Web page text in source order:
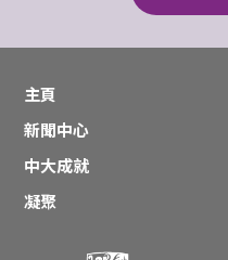
主頁
新聞中心
中大成就
凝聚